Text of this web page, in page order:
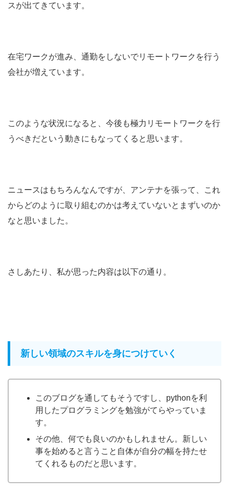
スが出てきています。
在宅ワークが進み、通勤をしないでリモートワークを行う
会社が増えています。
このような状況になると、今後も極力リモートワークを行
うべきだという動きにもなってくると思います。
ニュースはもちろんなんですが、アンテナを張って、これ
からどのように取り組むのかは考えていないとまずいのか
なと思いました。
さしあたり、私が思った内容は以下の通り。
新しい領域のスキルを身につけていく
このブログを通してもそうですし、pythonを利
用したプログラミングを勉強がてらやっていま
す。
その他、何でも良いのかもしれません。新しい
事を始めると言うこと自体が自分の幅を持たせ
てくれるものだと思います。